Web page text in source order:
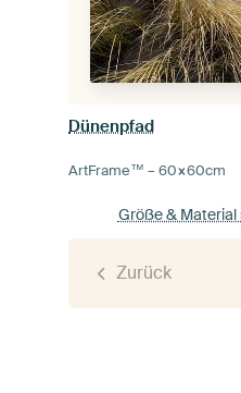
Dünenpfad
ArtFrame™ –60×60cm
Größe & Material
Zurück